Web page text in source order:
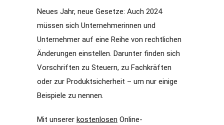
Neues Jahr, neue Gesetze: Auch 2024
müssen sich Unternehmerinnen und
Unternehmer auf eine Reihe von rechtlichen
Änderungen einstellen. Darunter finden sich
Vorschriften zu Steuern, zu Fachkräften
oder zur Produktsicherheit – um nur einige
Beispiele zu nennen.
Mit unserer kostenlosen Online-